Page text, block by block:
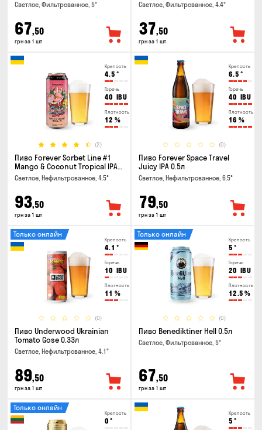
Светлое, Фильтрованное, 5°
67,50
грн за 1 шт
Светлое, Фильтрованное, 4.4°
37,50
грн за 1 шт
Крепость
4.5 °
Горечь
40 IBU
Плотность
12 %
(2)
Пиво Forever Sorbet Line #1
Mango & Coconut Tropical IPA
0.5л
Светлое, Нефильтрованное, 4.5°
93,50
грн за 1 шт
Крепость
6.5 °
Горечь
40 IBU
Плотность
16 %
(0)
Пиво Forever Space Travel
Juicy IPA 0.5л
Светлое, Нефильтрованное, 6.5°
79,50
грн за 1 шт
Крепость
4.1 °
Горечь
10 IBU
Плотность
11 %
(0)
Только онлайн
Пиво Underwood Ukrainian
Tomato Gose 0.33л
Светлое, Нефильтрованное, 4.1°
89,50
грн за 1 шт
Крепость
5 °
Горечь
20 IBU
Плотность
12.5 %
(0)
Только онлайн
Пиво Benediktiner Hell 0.5л
Светлое, Фильтрованное, 5°
67,50
грн за 1 шт
Крепость
0 °
Только онлайн
Крепость
5 °